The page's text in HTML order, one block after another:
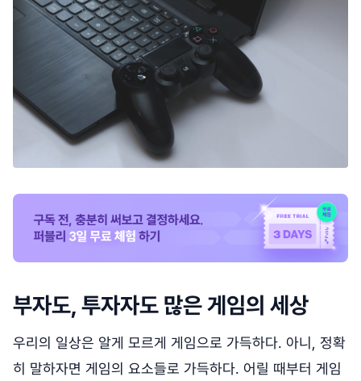
부자도, 투자자도 많은 게임의 세상
우리의 일상은 알게 모르게 게임으로 가득하다. 아니, 정확
히 말하자면 게임의 요소들로 가득하다. 어릴 때부터 게임